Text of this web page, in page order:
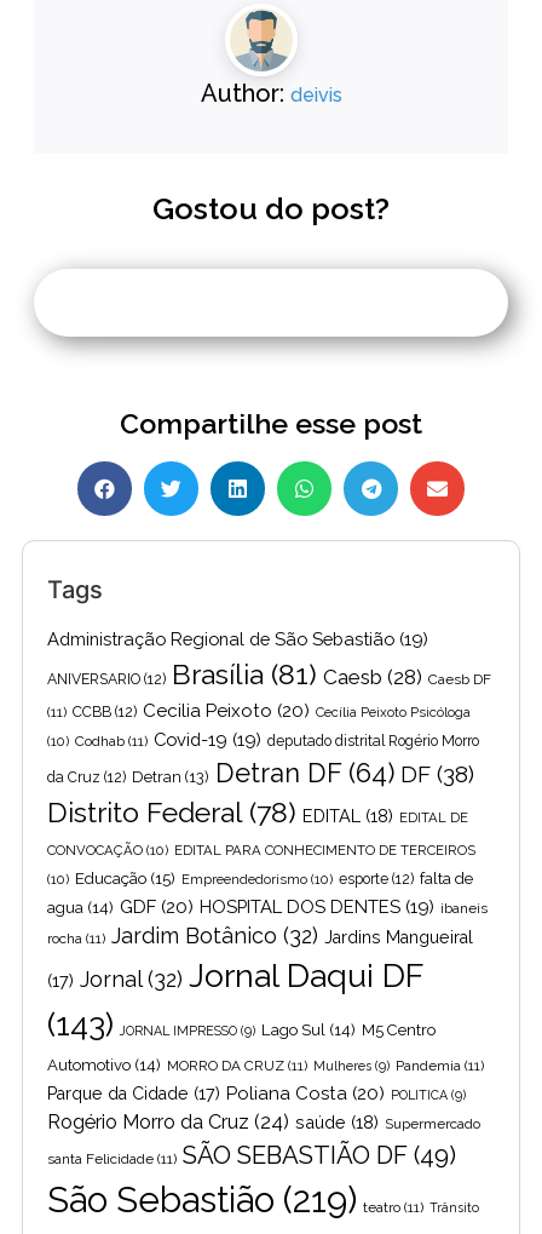
Author: deivis
Gostou do post?
Compartilhe esse post
Tags
Administração Regional de São Sebastião (19)
ANIVERSARIO (12) Brasília (81) Caesb (28) Caesb DF
(11) CCBB (12) Cecilia Peixoto (20) Cecília Peixoto Psicóloga
(10) Codhab (11) Covid-19 (19) deputado distrital Rogério Morro
da Cruz (12) Detran (13) Detran DF(64) DF (38)
Distrito Federal(78) EDITAL (18) EDITAL DE
CONVOCAÇÃO (10) EDITAL PARA CONHECIMENTO DE TERCEIROS
(10) Educação (15) Empreendedorismo (10) esporte (12) falta de
agua (14) GDF (20) HOSPITAL DOS DENTES (19) ibaneis
rocha (11) Jardim Botânico (32) Jardins Mangueiral
(17) Jornal(32) Jornal Daqui DF
(143)
JORNAL IMPRESSO (9) Lago Sul (14) M5 Centro
Automotivo (14) MORRO DA CRUZ (11) Mulheres (9) Pandemia (11)
Parque da Cidade (17) Poliana Costa (20) POLITICA (9)
Rogério Morro da Cruz (24) saúde (18) Supermercado
santa Felicidade (11) SÃO SEBASTIÃO DF (49)
São Sebastião (219) teatro (11) Trânsito